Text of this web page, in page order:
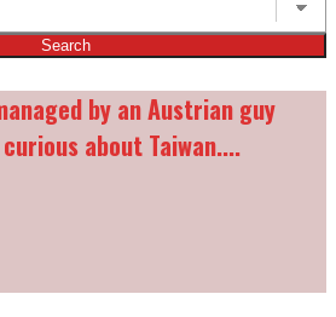
by an Austrian guy
about Taiwan....